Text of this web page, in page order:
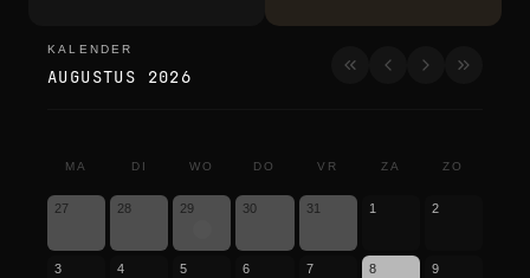
kalender
KALENDER
AUGUSTUS 2026
MA DI WO DO VR ZA ZO
27 28 29 30 31 1 2
3 4 5 6 7 8 9